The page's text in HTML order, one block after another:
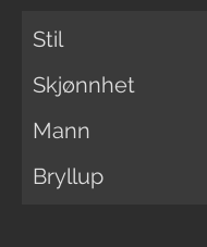
Stil
Skjønnhet
Mann
Bryllup